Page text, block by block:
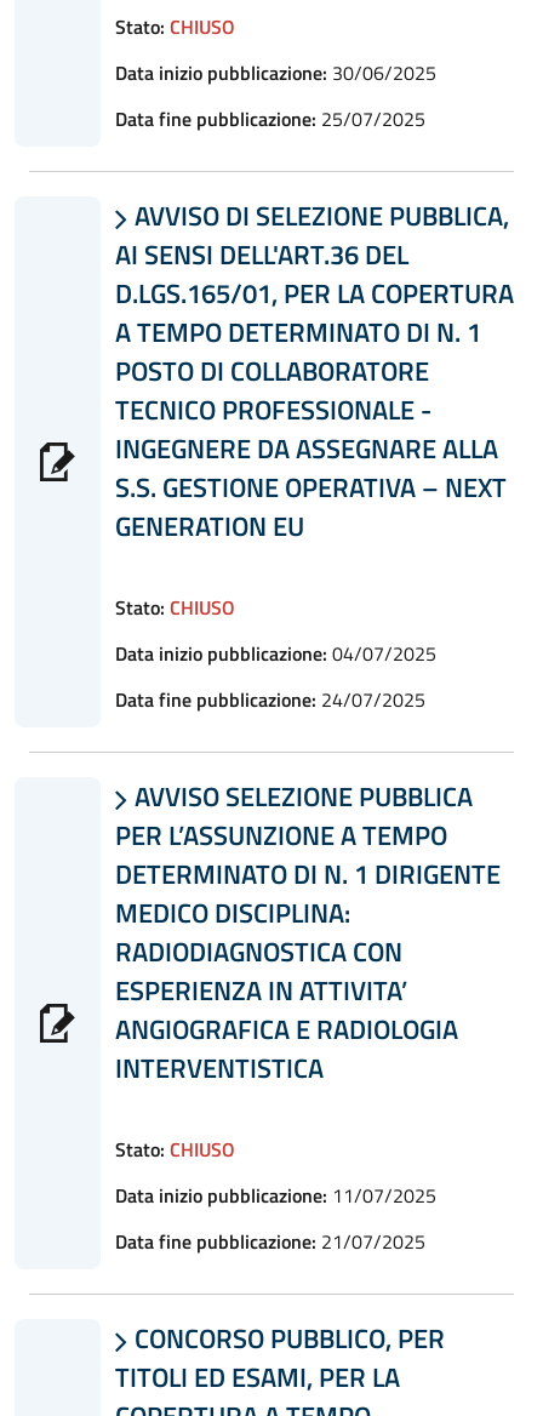
Stato: CHIUSO
Data inizio pubblicazione: 30/06/2025
Data fine pubblicazione: 25/07/2025
 AVVISO DI SELEZIONE PUBBLICA,
AI SENSI DELL'ART.36 DEL
D.LGS.165/01, PER LA COPERTURA
A TEMPO DETERMINATO DI N. 1
POSTO DI COLLABORATORE
TECNICO PROFESSIONALE -
INGEGNERE DA ASSEGNARE ALLA
S.S. GESTIONE OPERATIVA – NEXT
GENERATION EU
Stato: CHIUSO
Data inizio pubblicazione: 04/07/2025
Data fine pubblicazione: 24/07/2025
 AVVISO SELEZIONE PUBBLICA
PER L’ASSUNZIONE A TEMPO
DETERMINATO DI N. 1 DIRIGENTE
MEDICO DISCIPLINA:
RADIODIAGNOSTICA CON
ESPERIENZA IN ATTIVITA’
ANGIOGRAFICA E RADIOLOGIA
INTERVENTISTICA
Stato: CHIUSO
Data inizio pubblicazione: 11/07/2025
Data fine pubblicazione: 21/07/2025
 CONCORSO PUBBLICO, PER
TITOLI ED ESAMI, PER LA